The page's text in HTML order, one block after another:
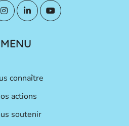
MENU
connaître
actions
soutenir